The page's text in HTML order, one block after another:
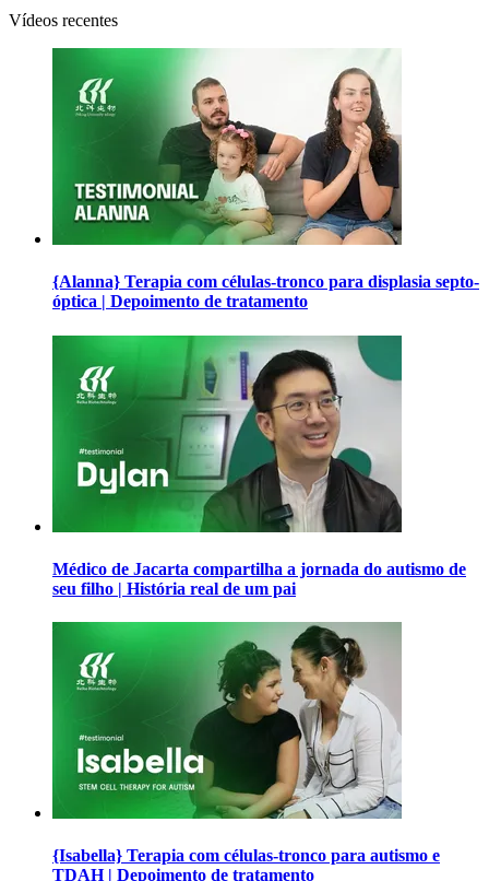
Vídeos recentes
{Alanna} Terapia com células-tronco para displasia septo-
óptica | Depoimento de tratamento
Médico de Jacarta compartilha a jornada do autismo de
seu filho | História real de um pai
{Isabella} Terapia com células-tronco para autismo e
TDAH | Depoimento de tratamento